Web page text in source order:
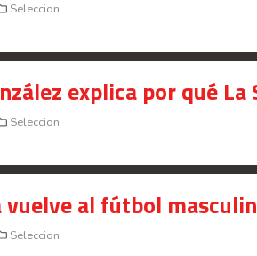
Seleccion
explica por qué
Seleccion
vuelve al fútbol
Seleccion